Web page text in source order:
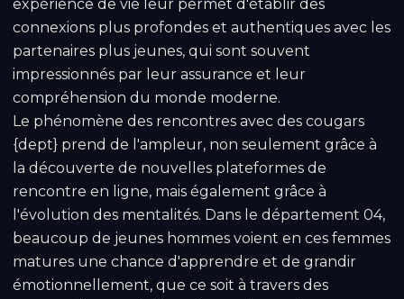
expérience de vie leur permet d'établir des
connexions plus profondes et authentiques avec les
partenaires plus jeunes, qui sont souvent
impressionnés par leur assurance et leur
compréhension du monde moderne.
Le phénomène des rencontres avec des cougars
{dept} prend de l'ampleur, non seulement grâce à
la découverte de nouvelles plateformes de
rencontre en ligne, mais également grâce à
l'évolution des mentalités. Dans le département 04,
beaucoup de jeunes hommes voient en ces femmes
matures une chance d'apprendre et de grandir
émotionnellement, que ce soit à travers des